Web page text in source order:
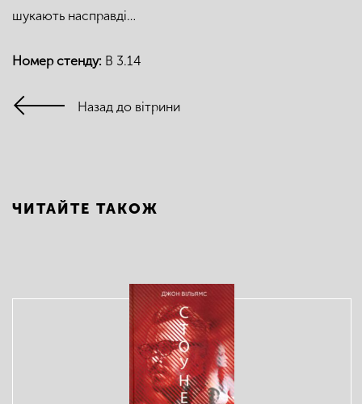
шукають насправді…
Номер стенду: В 3.14
Назад до вітрини
ЧИТАЙТЕ ТАКОЖ